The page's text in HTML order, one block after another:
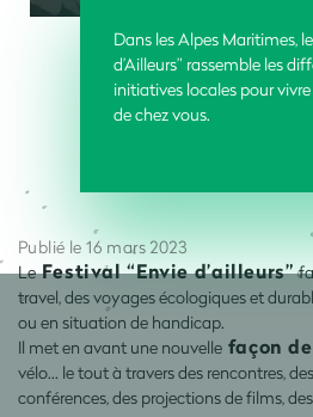
Dans les Alpes Maritimes,
d’Ailleurs” rassemble les
initiatives locales pour vivre
de chez vous.
Publié le 16 mars 2023
LeFestival “Envie d’ailleurs”
travel, des voyages écologiques et
ou en situation de handicap.
Il met en avant une nouvelle façon
vélo... le tout à travers des rencontres,
conférences, des projections de films,